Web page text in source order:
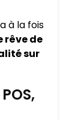
à la fois
rêve de
sur